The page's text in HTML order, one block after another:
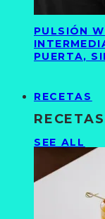
PULSIÓN
PUERTA,
RECETAS
RECETAS
SEE ALL